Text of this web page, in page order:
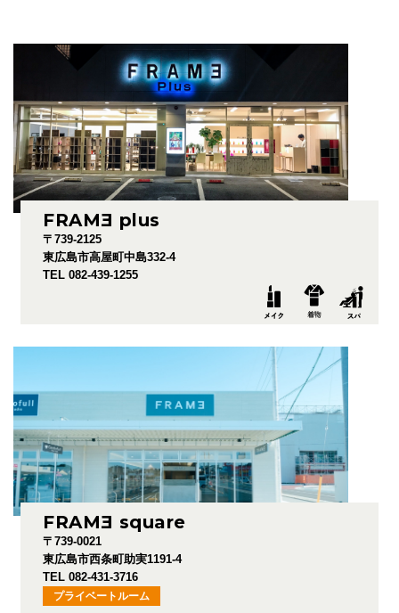
FRAME plus
〒739-2125
東広島市高屋町中島332-4
TEL 082-439-1255
FRAME square
〒739-0021
東広島市西条町助実1191-4
TEL 082-431-3716
プライベートルーム